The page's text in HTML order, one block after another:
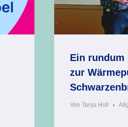
Ein rundum
zur
Von Tanja Holl